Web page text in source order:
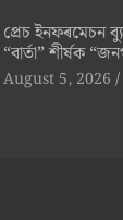
প্ৰেচ ইনফৰমেচন
“বাৰ্তা” শীৰ্ষক
August 5, 2026